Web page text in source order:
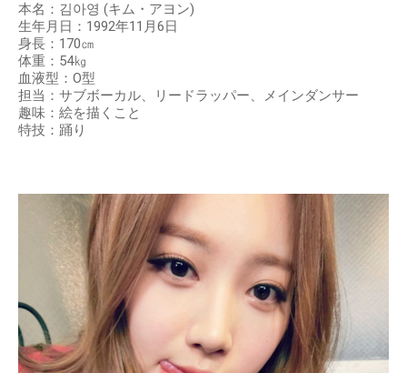
本名：김아영 (キム・アヨン)
生年月日：1992年11月6日
身長：170㎝
体重：54㎏
血液型：O型
担当：サブボーカル、リードラッパー、メインダンサー
趣味：絵を描くこと
特技：踊り